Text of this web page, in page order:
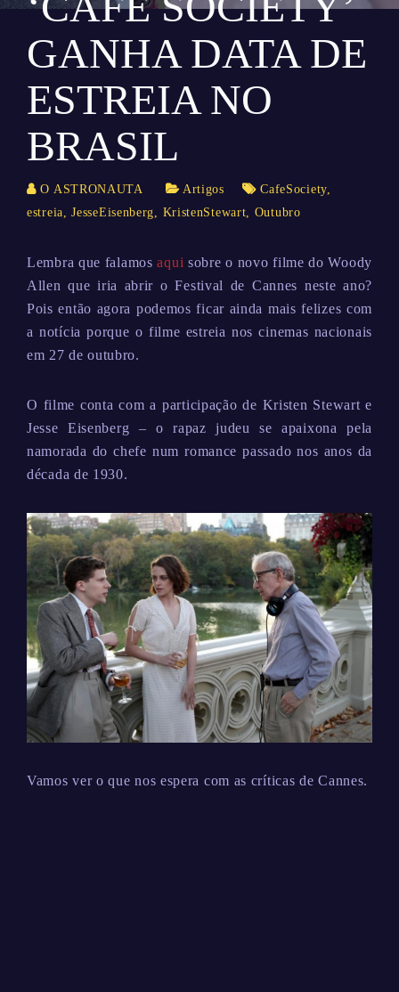
GANHA DATA DE
ESTREIA NO
BRASIL
O ASTRONAUTA Artigos CafeSociety,
estreia,JesseEisenberg, KristenStewart, Outubro
Lembra que falamosaqui sobre o novo filme do Woody
Allen que iria abrir o Festival de Cannes neste ano?
Pois então agora podemos ficar ainda mais felizes com
a notícia porque o filme estreia nos cinemas nacionais
em 27 de outubro.
O filme conta com a participação de Kristen Stewart e
Jesse Eisenberg – o rapaz judeu se apaixona pela
namorada do chefe num romance passado nos anos da
década de 1930.
Vamos ver o que nos espera com as críticas de Cannes.